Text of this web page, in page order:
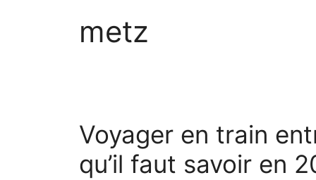
metz
Voyager en train
qu’il faut savoir en